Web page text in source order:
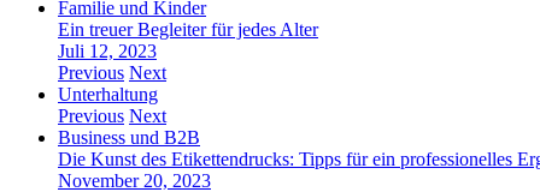
Familie und Kinder
Ein treuer Begleiter für jedes Alter
Juli 12, 2023
Previous Next
Unterhaltung
Previous Next
Business und B2B
Die Kunst des Etikettendrucks: Tipps für ein professionelles
November 20, 2023